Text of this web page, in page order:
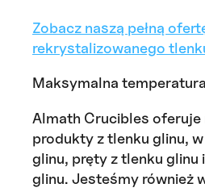
Zobacz naszą pełną
rekrystalizowanego
Maksymalna
Almath Crucibles oferuje
produkty z tlenku glinu,
glinu, pręty z tlenku glinu
glinu. Jesteśmy również